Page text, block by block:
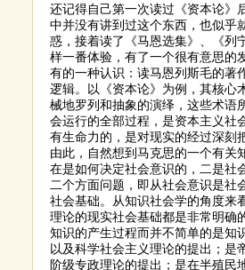
还记得自己第一次读过《资本论》
中并没有讲到过这个东西，也似乎
惑，接着读了《马恩选集》、《列
样一番体验，有了一个很有意思的
有的一种认识：读马恩列斯毛的著
逻辑。以《资本论》为例，其核心
械地罗列和抽象的演绎，这些术语
会运行的全部过程，是资本主义社
有生命力的，是对现实的经过深刻
由此，自然想到马克思的一个有关
在是如何决定社会意识的，二是社
二个方面问题，即从社会意识是社
社会基础。从知识社会学的角度来
理论的现实社会基础都是非常明确
知识的产生过程而并不简单的是知
以及科学社会主义理论的提出；是
阶级专政理论的提出；是在半殖民